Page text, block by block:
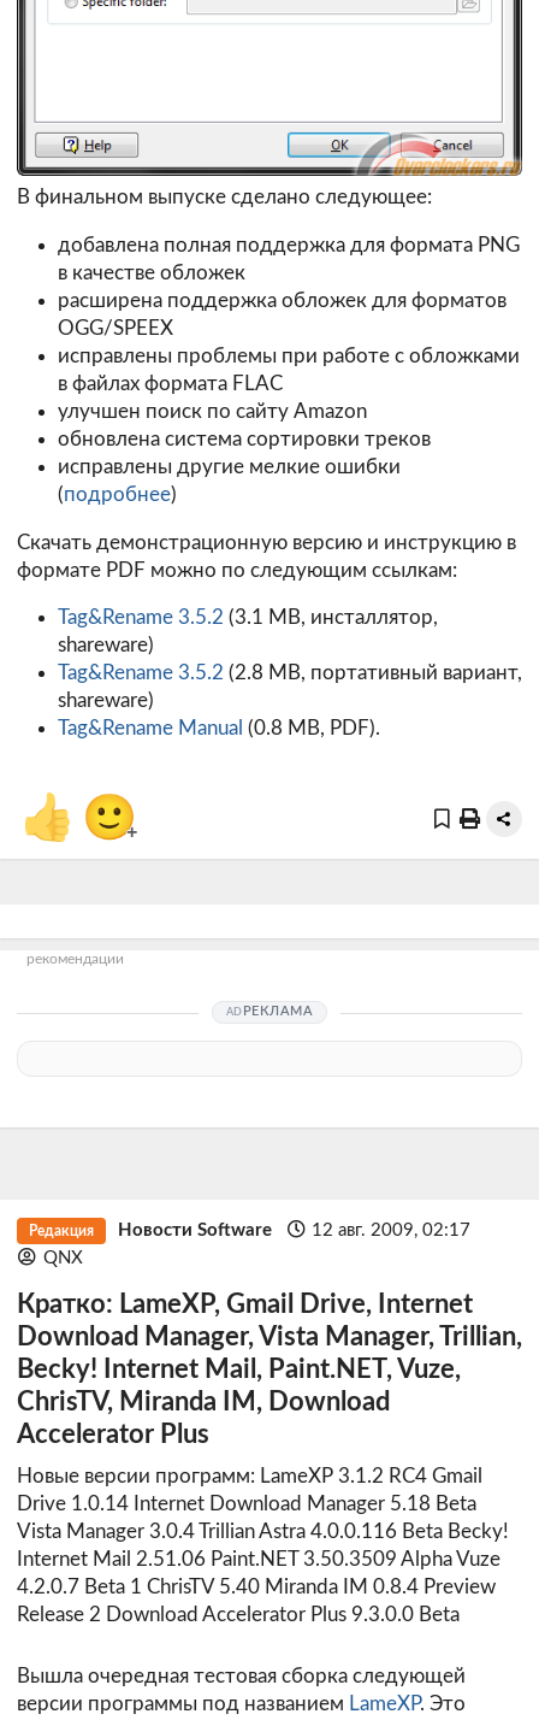
В финальном выпуске сделано следующее:
добавлена полная поддержка для формата PNG
в качестве обложек
расширена поддержка обложек для форматов
OGG/SPEEX
исправлены проблемы при работе с обложками
в файлах формата FLAC
улучшен поиск по сайту Amazon
обновлена система сортировки треков
исправлены другие мелкие ошибки
(подробнее)
Скачать демонстрационную версию и инструкцию в
формате PDF можно по следующим ссылкам:
Tag&Rename 3.5.2 (3.1 MB, инсталлятор,
shareware)
Tag&Rename 3.5.2 (2.8 MB, портативный вариант,
shareware)
Tag&Rename Manual (0.8 MB, PDF).
👍 🙂+
рекомендации
РЕКЛАМА
Редакция Новости Software
12 авг. 2009, 02:17
QNX
Кратко: LameXP, Gmail Drive, Internet
Download Manager, Vista Manager, Trillian,
Becky! Internet Mail, Paint.NET, Vuze,
ChrisTV, Miranda IM, Download
Accelerator Plus
Новые версии программ: LameXP 3.1.2 RC4 Gmail
Drive 1.0.14 Internet Download Manager 5.18 Beta
Vista Manager 3.0.4 Trillian Astra 4.0.0.116 Beta Becky!
Internet Mail 2.51.06 Paint.NET 3.50.3509 Alpha Vuze
4.2.0.7 Beta 1 ChrisTV 5.40 Miranda IM 0.8.4 Preview
Release 2 Download Accelerator Plus 9.3.0.0 Beta
Вышла очередная тестовая сборка следующей
версии программы под названием LameXP. Это